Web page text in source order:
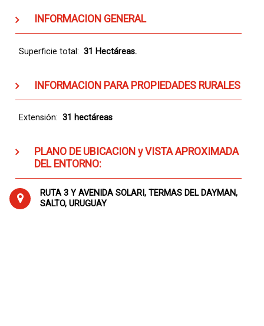
INFORMACION GENERAL
Superficie total: 31 Hectáreas.
INFORMACION PARA PROPIEDADES RURALES
Extensión: 31 hectáreas
PLANO DE UBICACION y VISTA APROXIMADA
DEL ENTORNO:
RUTA 3 Y AVENIDA SOLARI, TERMAS DEL DAYMAN,
SALTO, URUGUAY